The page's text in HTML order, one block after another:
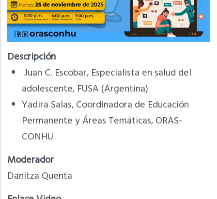
Descripción
Juan C. Escobar, Especialista en salud del
adolescente, FUSA (Argentina)
Yadira Salas, Coordinadora de Educación
Permanente y Áreas Temáticas, ORAS-
CONHU
Moderador
Danitza Quenta